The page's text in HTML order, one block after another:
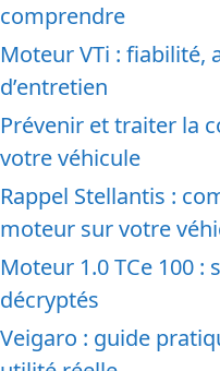
comprendre
Moteur VTi : fiabilité,
d’entretien
Prévenir et traiter la
votre véhicule
Rappel Stellantis :
moteur sur votre
Moteur 1.0 TCe 100 :
décryptés
Veigaro : guide